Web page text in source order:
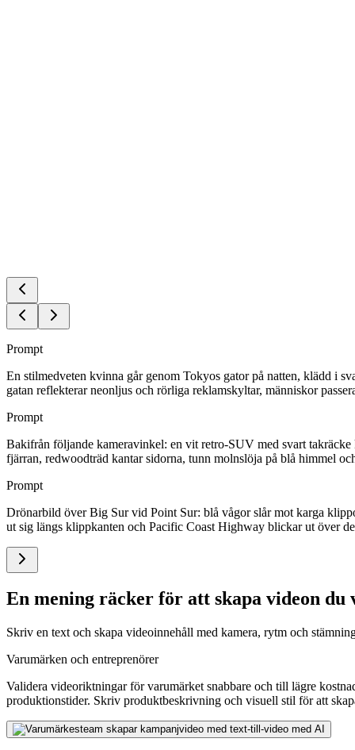
Prompt
En stilmedveten kvinna går genom Tokyos gator på natten, klädd i
gatan reflekterar neonljus och rörliga reklamskyltar, människor
Prompt
Bakifrån följande kameravinkel: en vit retro-SUV med svart
fjärran, redwoodträd kantar sidorna, tunn molnslöja på blå himmel
Prompt
Drönarbild över Big Sur vid Point Sur: blå vågor slår mot karga
ut sig längs klippkanten och Pacific Coast Highway blickar ut över
En mening räcker för att skapa videon du
Skriv en text och skapa videoinnehåll med kamera, rytm och
Varumärken och entreprenörer
Validera videoriktningar för varumärket snabbare och till lägre
produktionstider. Skriv produktbeskrivning och visuell stil för att